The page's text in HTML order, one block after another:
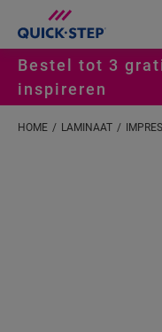
Bestel tot 3
inspireren
HOME LAMINAAT